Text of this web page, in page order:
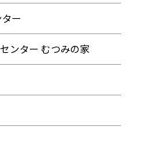
ー
ンター むつみの家